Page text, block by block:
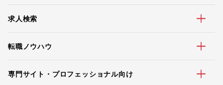
求人検索
転職ノウハウ
専門サイト・プロフェッショナル向け